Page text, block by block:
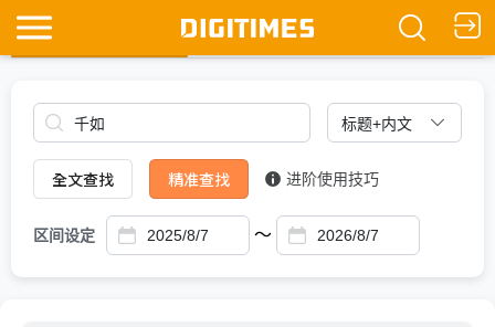
Ask DIGITIMES
全文查找 精准查找 进阶使用技巧
区间设定 ～